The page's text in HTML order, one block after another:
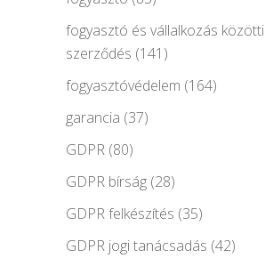
fogyasztó és vállalkozás közötti
szerződés (141)
fogyasztóvédelem (164)
garancia (37)
GDPR (80)
GDPR bírság (28)
GDPR felkészítés (35)
GDPR jogi tanácsadás (42)